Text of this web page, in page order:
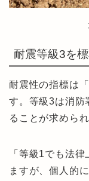
耐震等級3を
耐震性の指標は
す。等級3は消防
ることが求めら
「等級1でも法
ますが、個人的